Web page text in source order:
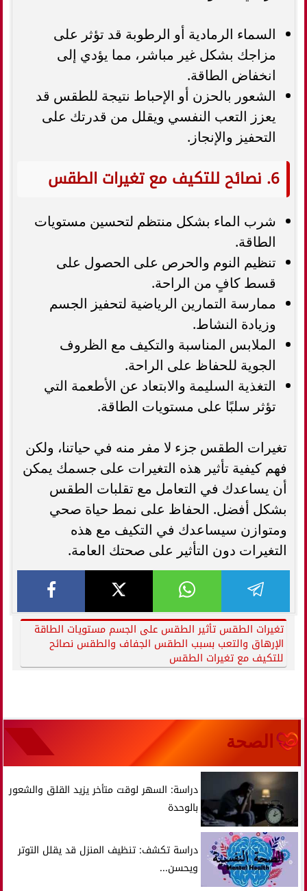
السماء الرمادية أو الرطوبة قد تؤثر على
مزاجك بشكل غير مباشر، مما يؤدي إلى
انخفاض الطاقة.
الشعور بالحزن أو الإحباط نتيجة للطقس قد
يعزز التعب النفسي ويقلل من قدرتك على
التحفيز والإنجاز.
6. نصائح للتكيف مع تغيرات الطقس
شرب الماء بشكل منتظم لتحسين مستويات
الطاقة.
تنظيم النوم والحرص على الحصول على
قسط كافٍ من الراحة.
ممارسة التمارين الرياضية لتحفيز الجسم
وزيادة النشاط.
الملابس المناسبة والتكيف مع الظروف
الجوية للحفاظ على الراحة.
التغذية السليمة والابتعاد عن الأطعمة التي
تؤثر سلبًا على مستويات الطاقة.
تغيرات الطقس جزء لا مفر منه في حياتنا، ولكن
فهم كيفية تأثير هذه التغيرات على جسمك يمكن
أن يساعدك في التعامل مع تقلبات الطقس
بشكل أفضل. الحفاظ على نمط حياة صحي
ومتوازن سيساعدك في التكيف مع هذه
التغيرات دون التأثير على صحتك العامة.
تغيرات الطقس تأثير الطقس على الجسم مستويات الطاقة
الإرهاق والتعب بسبب الطقس الجفاف والطقس نصائح
للتكيف مع تغيرات الطقس
الصحة
دراسة: السهر لوقت متأخر يزيد القلق والشعور
بالوحدة
دراسة تكشف: تنظيف المنزل قد يقلل التوتر
ويحسن...